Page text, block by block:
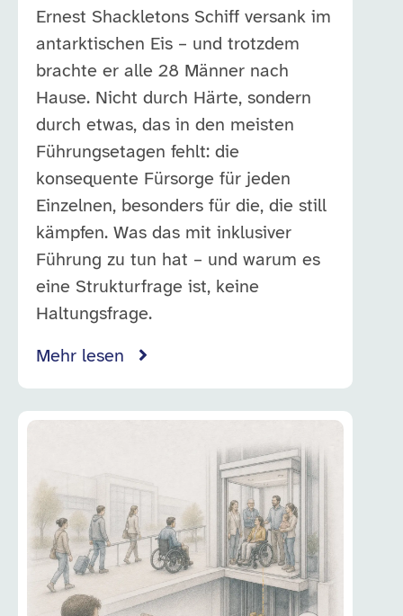
Ernest Shackletons Schiff versank im
antarktischen Eis – und trotzdem
brachte er alle 28 Männer nach
Hause. Nicht durch Härte, sondern
durch etwas, das in den meisten
Führungsetagen fehlt: die
konsequente Fürsorge für jeden
Einzelnen, besonders für die, die still
kämpfen. Was das mit inklusiver
Führung zu tun hat – und warum es
eine Strukturfrage ist, keine
Haltungsfrage.
Mehr lesen